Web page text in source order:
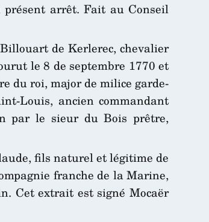
présent arrêt. Fait au Conseil
de Kerlerec, chevalier
le 8 de septembre 1770 et
du roi, major de milice garde-
Louis, ancien commandant
par le sieur du Bois prêtre,
fils naturel et légitime de
franche de la Marine,
Cet extrait est signé Mocaër